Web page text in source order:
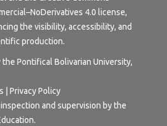
4.0 license,
the visibility, accessibility, and
production.
Pontifical Bolivarian University,
| Privacy Policy
and supervision by the